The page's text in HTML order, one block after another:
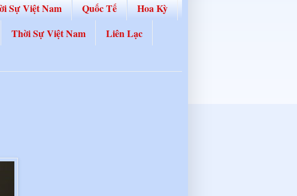
Sự Việt Nam Quốc Tế
Hoa Kỳ
Thời Sự Việt Nam
Liên Lạc